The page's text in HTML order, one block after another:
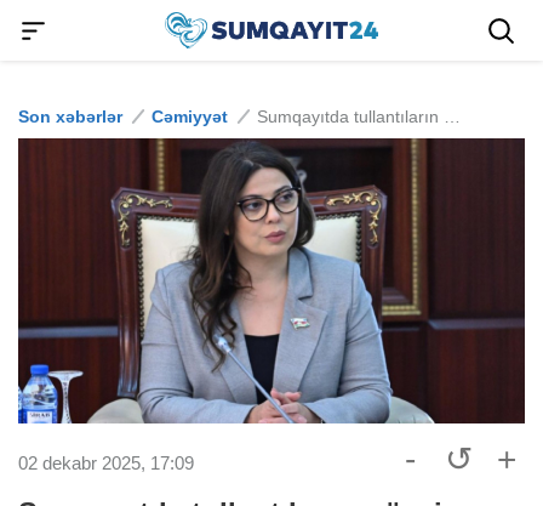
Son xəbərlər Cəmiyyət
02 dekabr 2025, 17:09 - ↺ +